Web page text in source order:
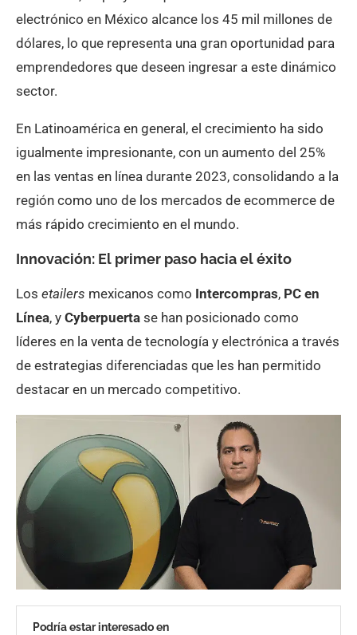
electrónico en México alcance los 45 mil millones de
dólares, lo que representa una gran oportunidad para
emprendedores que deseen ingresar a este dinámico
sector.
En Latinoamérica en general, el crecimiento ha sido
igualmente impresionante, con un aumento del 25%
en las ventas en línea durante 2023, consolidando a la
región como uno de los mercados de ecommerce de
más rápido crecimiento en el mundo.
Innovación: El primer paso hacia el éxito
Los etailers mexicanos como Intercompras, PC en
Línea, y Cyberpuerta se han posicionado como
líderes en la venta de tecnología y electrónica a través
de estrategias diferenciadas que les han permitido
destacar en un mercado competitivo.
Podría estar interesado en